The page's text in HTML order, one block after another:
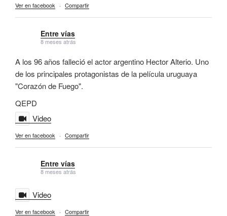
Ver en facebook · Compartir
Entre vías
8 meses atrás
A los 96 años falleció el actor argentino Hector Alterio. Uno
de los principales protagonistas de la película uruguaya
"Corazón de Fuego".
QEPD
Video
Ver en facebook · Compartir
Entre vías
8 meses atrás
Video
Ver en facebook · Compartir